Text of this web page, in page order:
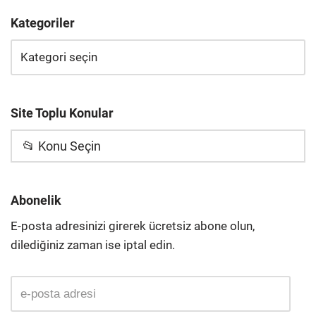
Kategoriler
Site Toplu Konular
📂 Konu Seçin
Abonelik
E-posta adresinizi girerek ücretsiz abone olun,
dilediğiniz zaman ise iptal edin.